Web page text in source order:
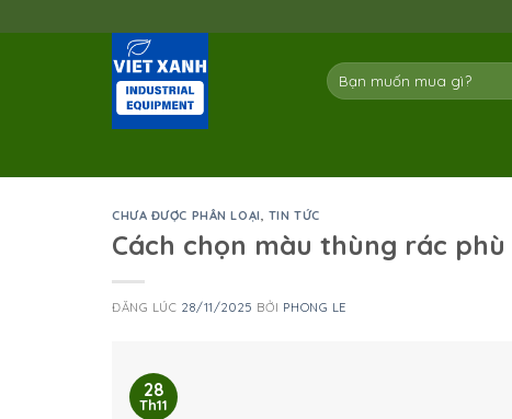
to
Tìm
kiếm:
CHƯA ĐƯỢC PHÂN LOẠI, TIN TỨC
Cách chọn màu thùng rác
ĐĂNG LÚC 28/11/2025 BỞI PHONG LE
28
Th11